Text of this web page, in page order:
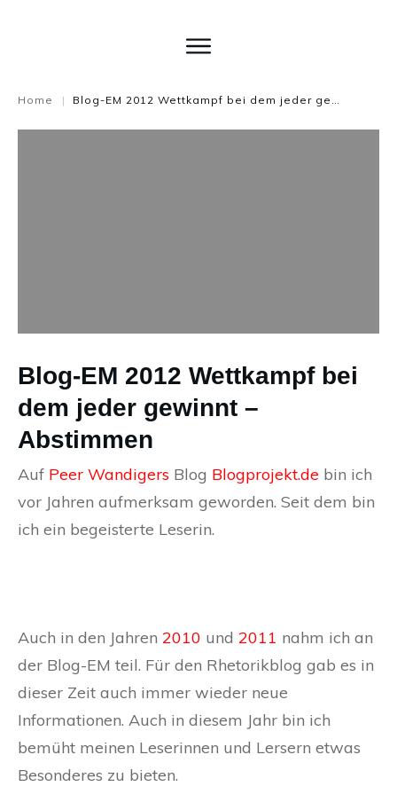
Home |
Blog-EM 2012 Wettkampf bei
dem jeder gewinnt –
Abstimmen
Auf Peer Wandigers Blog Blogprojekt.de bin ich
vor Jahren aufmerksam geworden. Seit dem bin
ich ein begeisterte Leserin.
Auch in den Jahren 2010 und 2011 nahm ich an
der Blog-EM teil. Für den Rhetorikblog gab es in
dieser Zeit auch immer wieder neue
Informationen. Auch in diesem Jahr bin ich
bemüht meinen Leserinnen und Lersern etwas
Besonderes zu bieten.